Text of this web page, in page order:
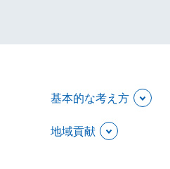
基本的な考え方
地域貢献